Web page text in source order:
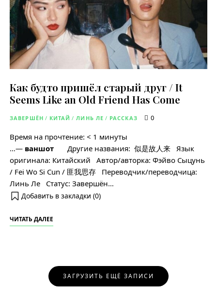
Как будто пришёл старый друг / It
Seems Like an Old Friend Has Come
ЗАВЕРШЁН / КИТАЙ / ЛИНЬ ЛЕ / РАССКАЗ 0
Время на прочтение: < 1 минуты
…― ваншот Другие названия: 似是故人来 Язык
оригинала: Китайский Автор/авторка: Фэйво Сыцунь
/ Fei Wo Si Cun / 匪我思存 Переводчик/переводчица:
Линь Ле Статус: Завершён…
Добавить в закладки (0)
ЧИТАТЬ ДАЛЕЕ
НавигацияЗАГРУЗИТЬ ЕЩЁ ЗАПИСИ